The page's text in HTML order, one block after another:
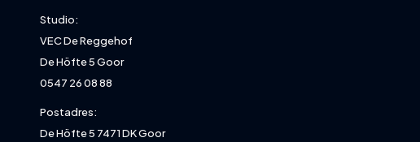
Studio:
VEC De Reggehof
De Höfte 5 Goor
0547 26 08 88
Postadres:
De Höfte 5 7471 DK Goor